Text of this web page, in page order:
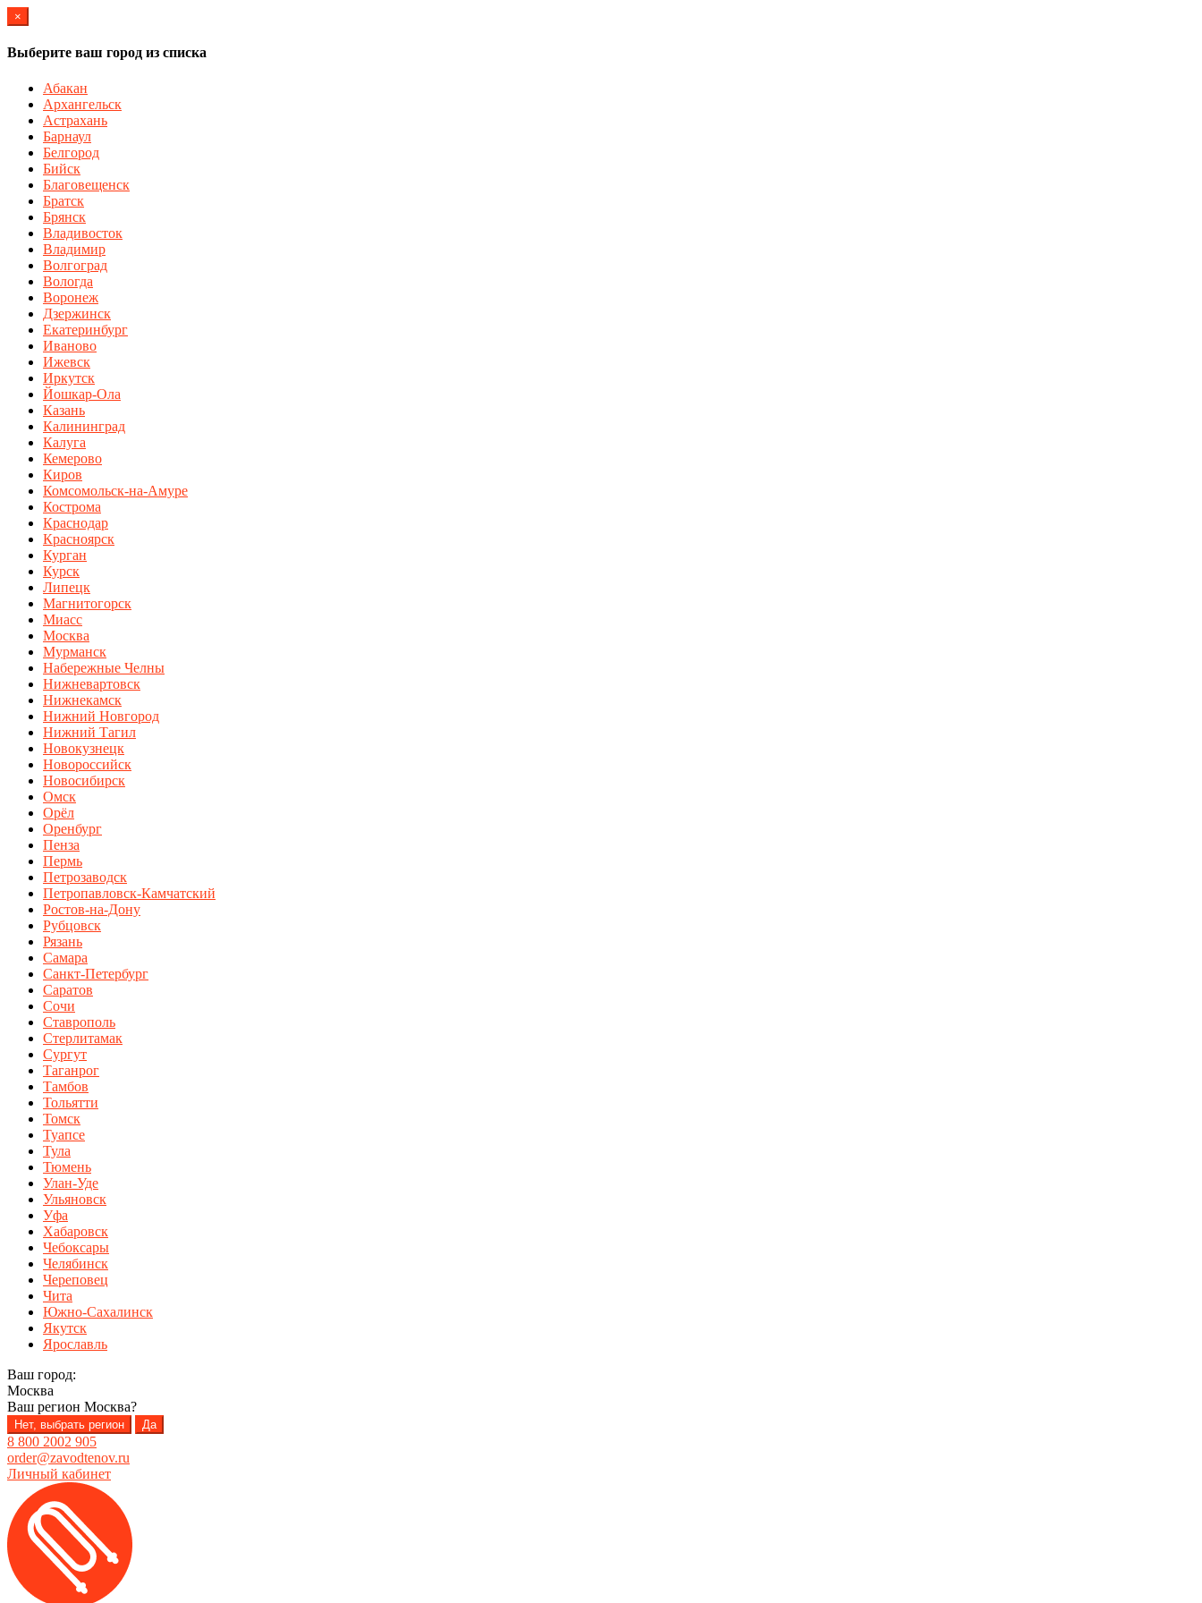
×
Выберите ваш город из списка
Абакан
Архангельск
Астрахань
Барнаул
Белгород
Бийск
Благовещенск
Братск
Брянск
Владивосток
Владимир
Волгоград
Вологда
Воронеж
Дзержинск
Екатеринбург
Иваново
Ижевск
Иркутск
Йошкар-Ола
Казань
Калининград
Калуга
Кемерово
Киров
Комсомольск-на-Амуре
Кострома
Краснодар
Красноярск
Курган
Курск
Липецк
Магнитогорск
Миасс
Москва
Мурманск
Набережные Челны
Нижневартовск
Нижнекамск
Нижний Новгород
Нижний Тагил
Новокузнецк
Новороссийск
Новосибирск
Омск
Орёл
Оренбург
Пенза
Пермь
Петрозаводск
Петропавловск-Камчатский
Ростов-на-Дону
Рубцовск
Рязань
Самара
Санкт-Петербург
Саратов
Сочи
Ставрополь
Стерлитамак
Сургут
Таганрог
Тамбов
Тольятти
Томск
Туапсе
Тула
Тюмень
Улан-Уде
Ульяновск
Уфа
Хабаровск
Чебоксары
Челябинск
Череповец
Чита
Южно-Сахалинск
Якутск
Ярославль
Ваш город:
Москва
Ваш регион Москва?
Нет, выбрать регион Да
8 800 2002 905
order@zavodtenov.ru
Личный кабинет
Перейти
навигации
Перейти
содержимому